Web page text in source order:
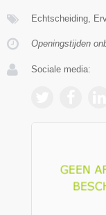
Echtscheiding,
Openingstijden
Sociale media: